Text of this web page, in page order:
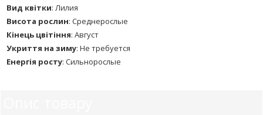
Вид квітки: Лилия
Висота рослин: Среднерослые
Кінець цвітіння: Август
Укриття на зиму: Не требуется
Енергія росту: Сильнорослые